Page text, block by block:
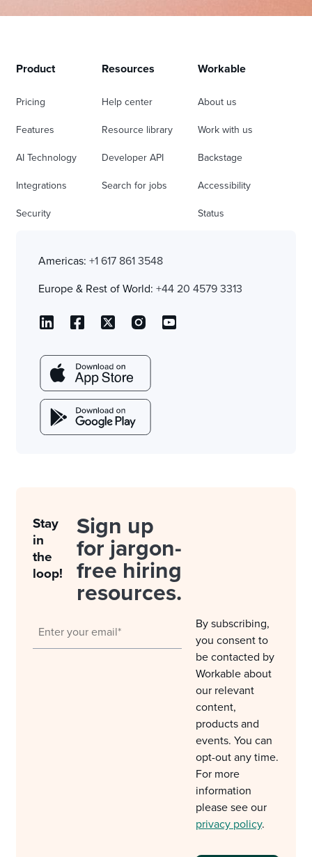
Product
Pricing
Features
AI Technology
Integrations
Security
Resources
Help center
Resource library
Developer API
Search for jobs
Workable
About us
Work with us
Backstage
Accessibility
Status
Americas: +1 617 861 3548
Europe & Rest of World: +44 20 4579 3313
Stay
in
the
loop!
Sign up
for jargon-
free hiring
resources.
By subscribing,
you consent to
be contacted by
Workable about
our relevant
content,
products and
events. You can
opt-out any time.
For more
information
please see our
privacy policy.